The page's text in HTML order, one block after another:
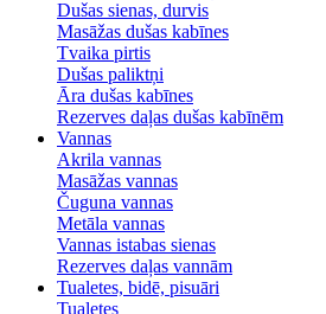
Dušas sienas, durvis
Masāžas dušas kabīnes
Tvaika pirtis
Dušas paliktņi
Āra dušas kabīnes
Rezerves daļas dušas kabīnēm
Vannas
Akrila vannas
Masāžas vannas
Čuguna vannas
Metāla vannas
Vannas istabas sienas
Rezerves daļas vannām
Tualetes, bidē, pisuāri
Tualetes